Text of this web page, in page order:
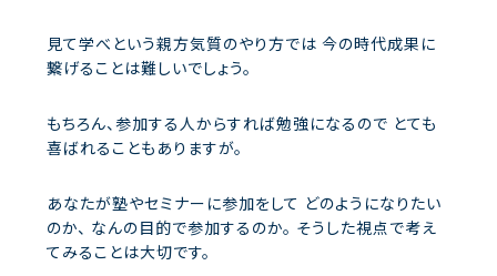
見て学べという親方気質のやり方では 今の時代成果に
繋げることは難しいでしょう。
もちろん、参加する人からすれば勉強になるので とても
喜ばれることもありますが。
あなたが塾やセミナーに参加をして どのようになりたい
のか、 なんの目的で参加するのか。 そうした視点で考え
てみることは大切です。